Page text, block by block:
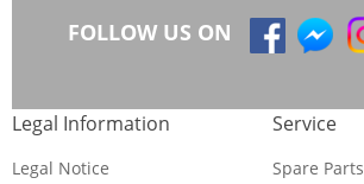
FOLLOW US ON
Legal Information
Legal Notice
Service
Spare Parts